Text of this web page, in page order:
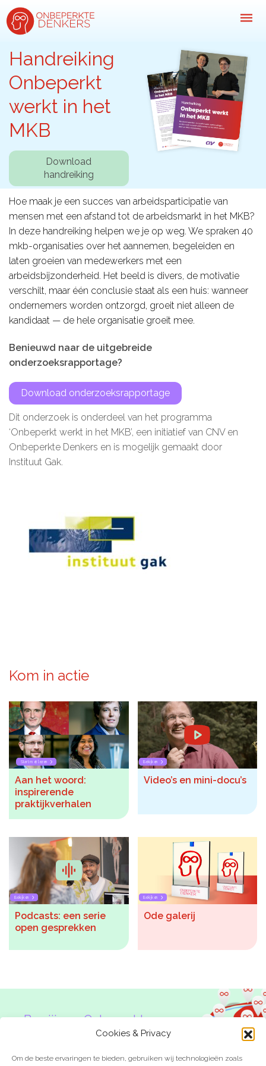
Cookies & Privacy
Om de beste ervaringen te bieden, gebruiken wij technologieën zoals
Inspiratie
Kijk-, lees- & luistertips
Mini- docu’s
Ode galerij
Podcasts: serie open gesprekken
Inspirerende praktijkverhalen
Bekijk volledig overzicht
Kom in actie
Microlearnings
Ontwikkeltraject Onbeperkt Talent
Breng een ODE!
Ver- en vooroordelencheck
De Teamaanpak
De Escaperoom
Sluit je ook aan
De beweging in cijfers
De kalender
Cookiebeleid (EU)
Handreiking
Onbeperkt
werkt in het
MKB
Download
handreiking
Hoe maak je een succes van arbeidsparticipatie van
mensen met een afstand tot de arbeidsmarkt in het MKB?
In deze handreiking helpen we je op weg. We spraken 40
mkb-organisaties over het aannemen, begeleiden en
laten groeien van medewerkers met een
arbeidsbijzonderheid. Het beeld is divers, de motivatie
verschilt, maar één conclusie staat als een huis: wanneer
ondernemers worden ontzorgd, groeit niet alleen de
kandidaat — de hele organisatie groeit mee.
Benieuwd naar de uitgebreide
onderzoeksrapportage?
Download onderzoeksrapportage
Dit onderzoek is onderdeel van het programma
‘Onbeperkt werkt in het MKB’, een initiatief van CNV en
Onbeperkte Denkers en is mogelijk gemaakt door
Instituut Gak.
Kom in actie
Start met lezen
Aan het woord:
inspirerende
praktijkverhalen
Bekijken
Video’s en mini-docu’s
Bekijken
Podcasts: een serie
open gesprekken
Bekijken
Ode galerij
Ben jij een Onbeperkte